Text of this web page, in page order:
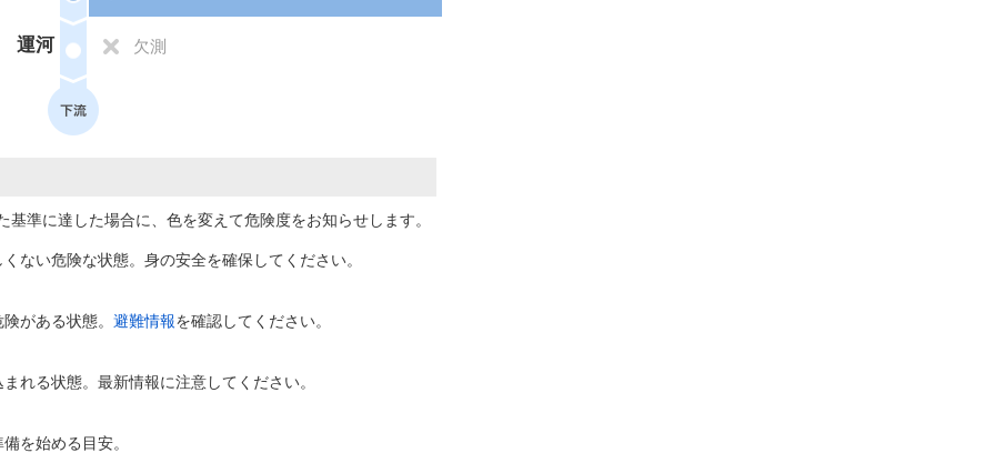
運河 欠測
準に達した場合に、色を変えて危険度をお知らせします。
ない危険な状態。身の安全を確保してください。
がある状態。 避難情報を確認してください。
れる状態。最新情報に注意してください。
を始める目安。